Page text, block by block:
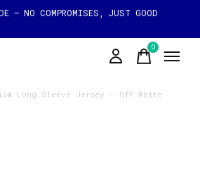
— NO COMPROMISES, JUST GOOD
0items
Long Sleeve Jersey - Off White